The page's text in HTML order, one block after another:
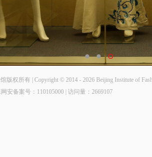
权所有 | Copyright © 2014 - 2026 Beijing Institute of
网安备案号：110105000 | 访问量： 2669107